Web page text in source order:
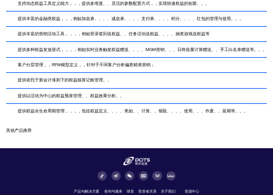
支持动态权益工具定义能力，，，提供多维度、、灵活的参数配置方式，，实现快速权益的创新。。。
提供丰富的金融类权益，，，例如加息券、、、、减息券、、、、支付券、、、、积分、、、、红包的管理与使用。。。
提供丰富的营销活动工具，，，，例如登录签到送权益、、任务活动送权益、、、、抽奖游戏送权益等
提供多种权益发放形式，，，，例如实时业务触发权益赠送、、、、MGM营销、、、日终批量计算赠送、、手工白名单赠送等。。。
客户分层管理，，RFM模型定义，，针对于不同客户分析偏差精准营销；
提供依托于新会计准则下的权益核算记账管理。。
提供以活动为中心的权益预算管理、、权益效果分析。。
提供权益全生命周期管理，，，，包括权益定义、、、、奖励、、计算、、领取、、、、使用、、、作废、、延期等。。。
其他产品推荐
产品与解决方案 咨询与服务 研发 投资者关系 关于我们 资源中心